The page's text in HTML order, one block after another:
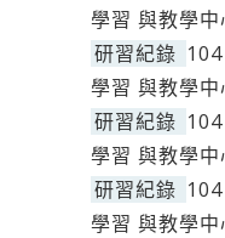
學習 與教學中
研習紀錄
學習 與教學中
研習紀錄
學習 與教學中
研習紀錄
學習 與教學中